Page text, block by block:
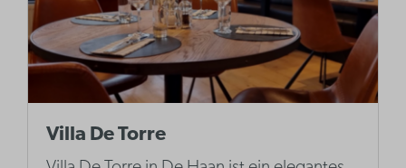
Villa De Torre